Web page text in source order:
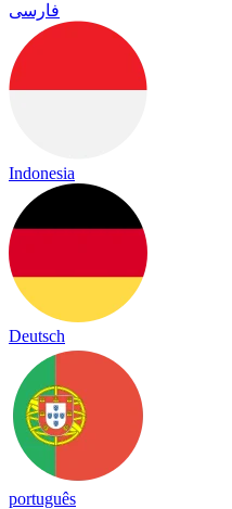
فارسی
Indonesia
Deutsch
português